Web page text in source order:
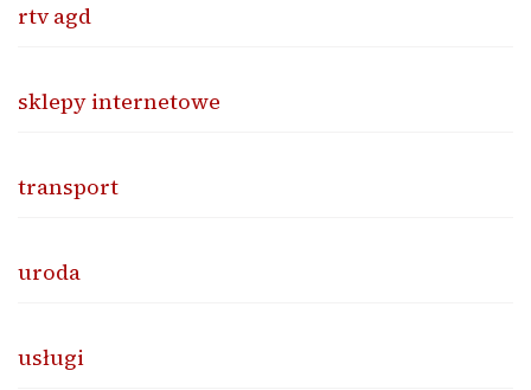
rtv agd
sklepy internetowe
transport
uroda
usługi